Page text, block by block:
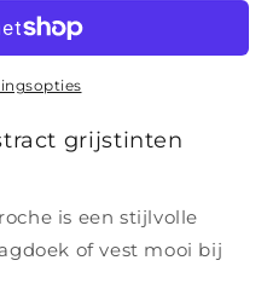
grijstinten
is een stijlvolle
of vest mooi bij